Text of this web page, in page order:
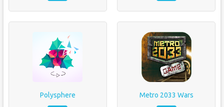
Polysphere Metro 2033 Wars